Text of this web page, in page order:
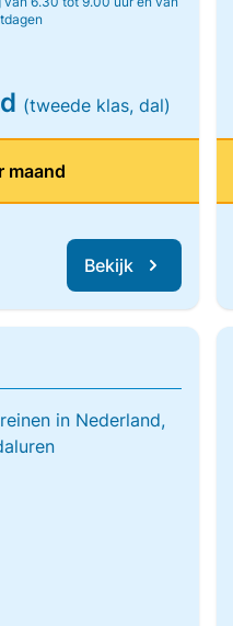
(tweede klas, dal)
maand
Bekijk
in Nederland,